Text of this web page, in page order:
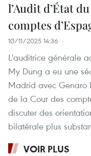
l’Audit d’État
comptes
10/11/2025 14:36
L'auditrice générale
My Dung a eu une
Madrid avec Genaro
de la Cour des
discuter des
bilatérale plus
VOIR PLUS